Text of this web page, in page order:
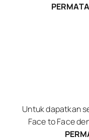
PERMATA
Untuk dapatkan
Face to Face